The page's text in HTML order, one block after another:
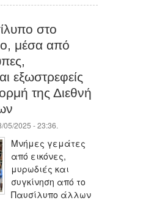
στο
μέσα από
εξωστρεφείς
της Διεθνή
05/2025 - 23:36.
Μνήμες γεμάτες
από εικόνες,
μυρωδιές και
συγκίνηση από το
Παυσίλυπο άλλων